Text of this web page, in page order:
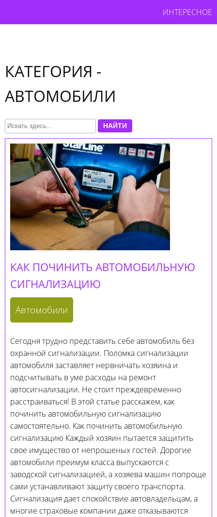
ИНТЕРЕСНОЕ
КАТЕГОРИЯ -
АВТОМОБИЛИ
НАЙТИ
КАК ПОЧИНИТЬ АВТОМОБИЛЬНУЮ
СИГНАЛИЗАЦИЮ
Автомобили
Сегодня трудно представить себе автомобиль без
охранной сигнализации. Поломка сигнализации
автомобиля заставляет нервничать хозяина и
подсчитывать в уме расходы на ремонт
автосигнализации. Не стоит преждевременно
расстраиваться! В этой статье расскажем, как
починить автомобильную сигнализацию
самостоятельно. Как починить автомобильную
сигнализацию Каждый хозяин пытается защитить
свое имущество от непрошеных гостей. Дорогие
автомобили преимум класса выпускаются с
заводской сигнализацией, а хозяева машин попроще
сами устанавливают защиту своего транспорта.
Сигнализация дает спокойствие автовладельцам, а
многие страховые компании даже отказываются